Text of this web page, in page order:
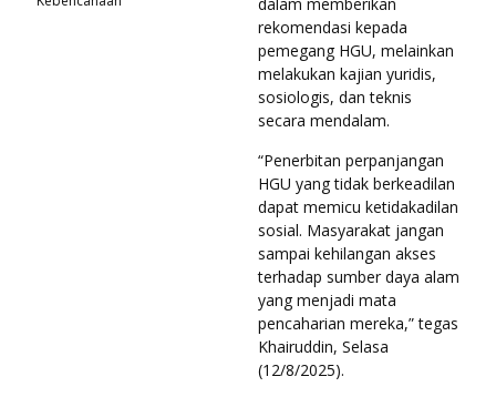
rekomendasi kepada
pemegang HGU, melainkan
melakukan kajian yuridis,
sosiologis, dan teknis
secara mendalam.
“Penerbitan perpanjangan
HGU yang tidak berkeadilan
dapat memicu ketidakadilan
sosial. Masyarakat jangan
sampai kehilangan akses
terhadap sumber daya alam
yang menjadi mata
pencaharian mereka,” tegas
Khairuddin, Selasa
(12/8/2025).